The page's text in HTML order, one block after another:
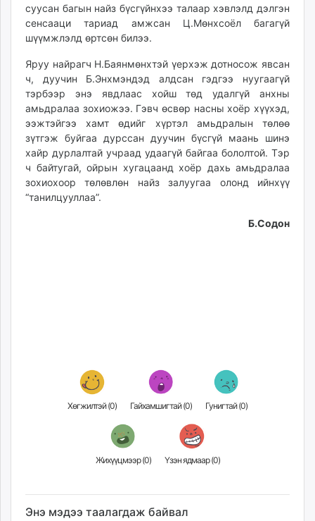
ergelt.mn
zarig.mn
today.mn
zuv.mn
mminfo.mn
ugluu.mn
urlag.mn
asu.mn
shudarga.mn
shuurhai.mn
unuudur.mn
суусан багын найз бүсгүйнхээ талаар хэвлэлд дэлгэн
сенсааци тариад амжсан Ц.Мөнхсоёл багагүй
шүүмжлэлд өртсөн билээ.
Яруу найрагч Н.Баянмөнхтэй үерхэж дотносож явсан
ч, дуучин Б.Энхмэндэд алдсан гэдгээ нуугаагүй
тэрбээр энэ явдлаас хойш төд удалгүй анхны
амьдралаа зохиожээ. Гэвч өсвөр насны хоёр хүүхэд,
ээжтэйгээ хамт өдийг хүртэл амьдралын төлөө
зүтгэж буйгаа дурссан дуучин бүсгүй маань шинэ
хайр дурлалтай учраад удаагүй байгаа бололтой. Тэр
ч байтугай, ойрын хугацаанд хоёр дахь амьдралаа
зохиохоор төлөвлөн найз залуугаа олонд ийнхүү
“танилцууллаа”.
Б.Содон
Хөгжилтэй (0) Гайхамшигтай (0) Гунигтай (0)
Жихүүцмээр (0) Үзэн ядмаар (0)
Энэ мэдээ таалагдаж байвал